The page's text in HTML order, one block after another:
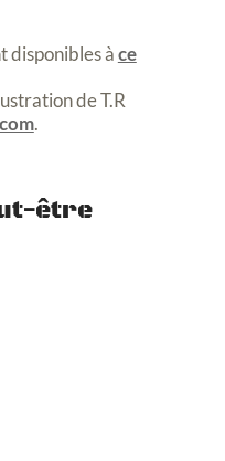
disponibles àce
de T.R
.
être